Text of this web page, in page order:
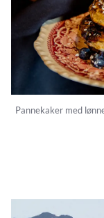
Pannekaker med